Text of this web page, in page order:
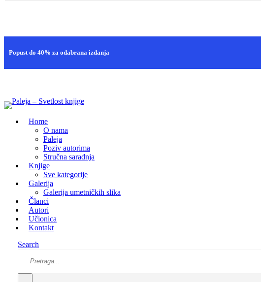
Popust do 40% za odabrana izdanja
Home
O nama
Paleja
Poziv autorima
Stručna saradnja
Knjige
Sve kategorije
Galerija
Galerija umetničkih slika
Članci
Autori
Učionica
Kontakt
Search